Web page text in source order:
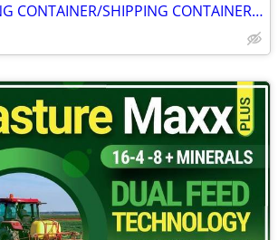
SHIPPING CONTAINER/SHIPPING CONTAINERS/CONEX/SEA BOXES WITH DELIVERY